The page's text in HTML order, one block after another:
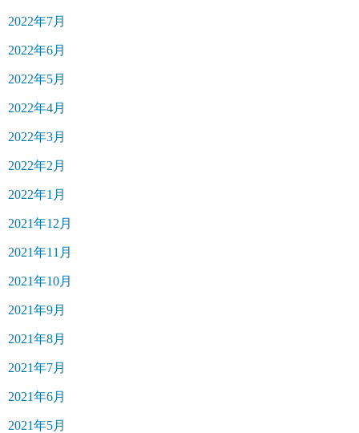
2022年7月
2022年6月
2022年5月
2022年4月
2022年3月
2022年2月
2022年1月
2021年12月
2021年11月
2021年10月
2021年9月
2021年8月
2021年7月
2021年6月
2021年5月